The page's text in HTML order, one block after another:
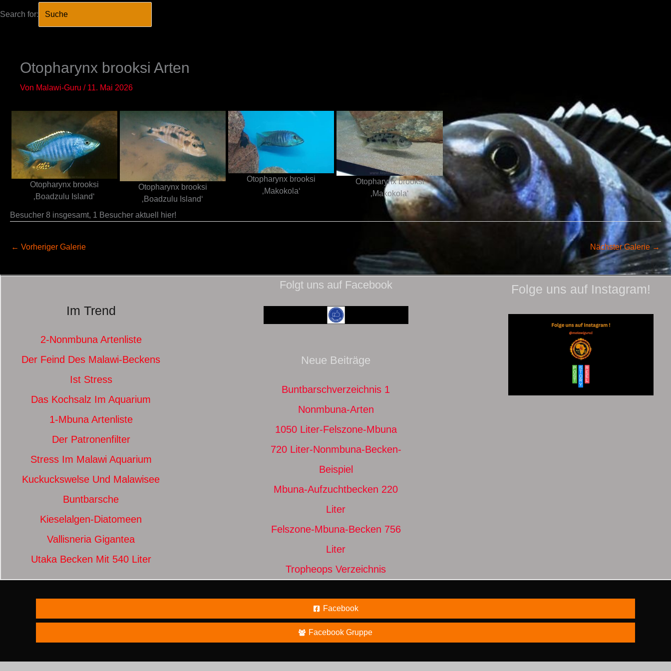
Search for:
Otopharynx brooksi Arten
Von Malawi-Guru / 11. Mai 2026
Otopharynx brooksi
‚Boadzulu Island‘
Otopharynx brooksi
‚Boadzulu Island‘
Otopharynx brooksi
‚Makokola‘
Otopharynx brooksi
‚Makokola‘
Besucher 8 insgesamt, 1 Besucher aktuell hier!
← Vorheriger Galerie Nächster Galerie →
Im Trend
2-Nonmbuna Artenliste
Der Feind Des Malawi-Beckens
Ist Stress
Das Kochsalz Im Aquarium
1-Mbuna Artenliste
Der Patronenfilter
Stress Im Malawi Aquarium
Kuckuckswelse Und Malawisee
Buntbarsche
Kieselalgen-Diatomeen
Vallisneria Gigantea
Utaka Becken Mit 540 Liter
Folgt uns auf Facebook
Neue Beiträge
Buntbarschverzeichnis 1
Nonmbuna-Arten
1050 Liter-Felszone-Mbuna
720 Liter-Nonmbuna-Becken-
Beispiel
Mbuna-Aufzuchtbecken 220
Liter
Felszone-Mbuna-Becken 756
Liter
Tropheops Verzeichnis
Folge uns auf Instagram!
Facebook
Facebook Gruppe